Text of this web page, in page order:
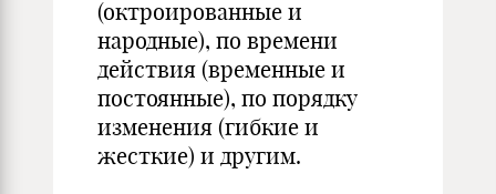
(октроированные и
народные), по времени
действия (временные и
постоянные), по порядку
изменения (гибкие и
жесткие) и другим.